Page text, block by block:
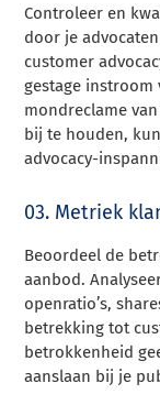
Controleer en
door je
customer
gestage
mondreclame
bij te houden,
advocacy-
03. Metriek
Beoordeel de
aanbod.
openratio’s,
betrekking tot
betrokkenheid
aanslaan bij je